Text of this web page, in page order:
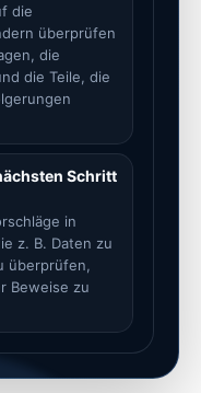
die
überprüfen
die
die Teile, die
Schritt
in
z. B. Daten zu
überprüfen,
Beweise zu